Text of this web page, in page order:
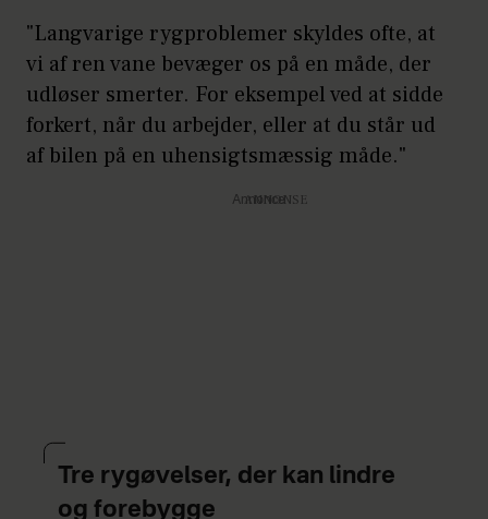
ser dig et par gange, fordi de
lærer dig, hvordan du tager
ansvaret for din egen
helbredelse.
Pas på "passive behandlinger",
hvor andre gør noget. En aktiv
"Langvarige rygproblemer skyldes ofte, at
vi af ren vane bevæger os på en måde, der
udløser smerter. For eksempel ved at sidde
forkert, når du arbejder, eller at du står ud
af bilen på en uhensigtsmæssig måde."
Annonce
Tre rygøvelser, der kan lindre
og forebygge